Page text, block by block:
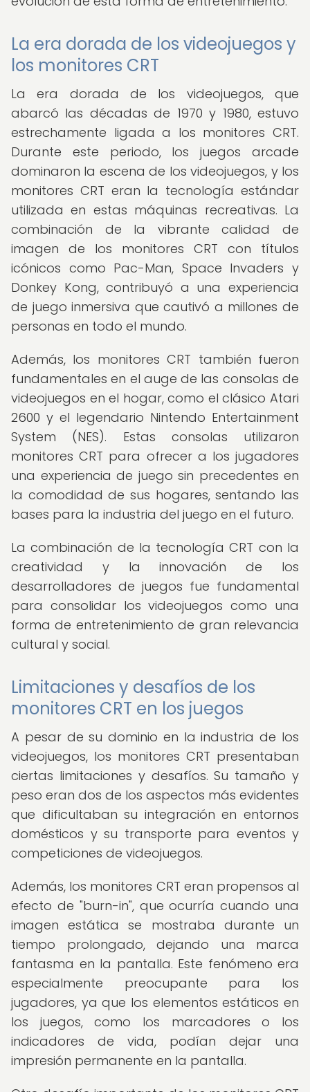
La era dorada de los videojuegos y
los monitores CRT
La era dorada de los videojuegos, que
abarcó las décadas de 1970 y 1980, estuvo
estrechamente ligada a los monitores CRT.
Durante este periodo, los juegos arcade
dominaron la escena de los videojuegos, y los
monitores CRT eran la tecnología estándar
utilizada en estas máquinas recreativas. La
combinación de la vibrante calidad de
imagen de los monitores CRT con títulos
icónicos como Pac-Man, Space Invaders y
Donkey Kong, contribuyó a una experiencia
de juego inmersiva que cautivó a millones de
personas en todo el mundo.
Además, los monitores CRT también fueron
fundamentales en el auge de las consolas de
videojuegos en el hogar, como el clásico Atari
2600 y el legendario Nintendo Entertainment
System (NES). Estas consolas utilizaron
monitores CRT para ofrecer a los jugadores
una experiencia de juego sin precedentes en
la comodidad de sus hogares, sentando las
bases para la industria del juego en el futuro.
La combinación de la tecnología CRT con la
creatividad y la innovación de los
desarrolladores de juegos fue fundamental
para consolidar los videojuegos como una
forma de entretenimiento de gran relevancia
cultural y social.
Limitaciones y desafíos de los
monitores CRT en los juegos
A pesar de su dominio en la industria de los
videojuegos, los monitores CRT presentaban
ciertas limitaciones y desafíos. Su tamaño y
peso eran dos de los aspectos más evidentes
que dificultaban su integración en entornos
domésticos y su transporte para eventos y
competiciones de videojuegos.
Además, los monitores CRT eran propensos al
efecto de "burn-in", que ocurría cuando una
imagen estática se mostraba durante un
tiempo prolongado, dejando una marca
fantasma en la pantalla. Este fenómeno era
especialmente preocupante para los
jugadores, ya que los elementos estáticos en
los juegos, como los marcadores o los
indicadores de vida, podían dejar una
impresión permanente en la pantalla.